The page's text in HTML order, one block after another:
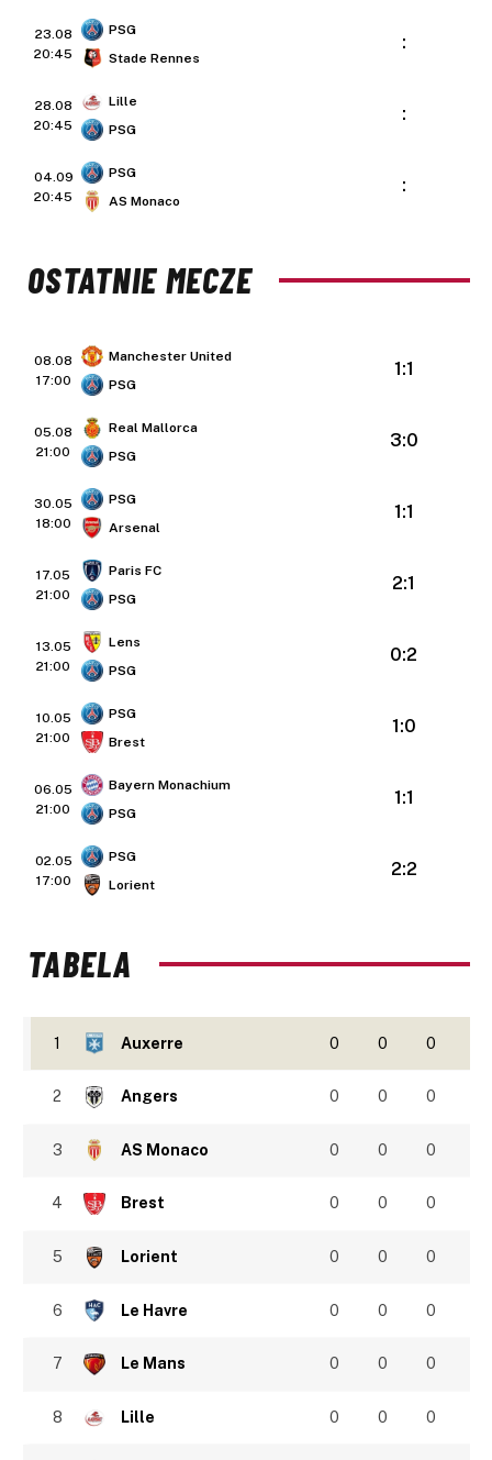
23.08
20:45
PSG
Stade Rennes
:
28.08
20:45
Lille
PSG
:
04.09
20:45
PSG
AS Monaco
:
OSTATNIE MECZE
08.08
17:00
Manchester United
PSG
1:1
05.08
21:00
Real Mallorca
PSG
3:0
30.05
18:00
PSG
Arsenal
1:1
17.05
21:00
Paris FC
PSG
2:1
13.05
21:00
Lens
PSG
0:2
10.05
21:00
PSG
Brest
1:0
06.05
21:00
Bayern Monachium
PSG
1:1
02.05
17:00
PSG
Lorient
2:2
TABELA
1 Auxerre 0 0 0
2 Angers 0 0 0
3 AS Monaco 0 0 0
4 Brest 0 0 0
5 Lorient 0 0 0
6 Le Havre 0 0 0
7 Le Mans 0 0 0
8 Lille 0 0 0